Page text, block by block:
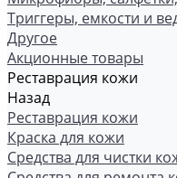
Триггеры, емкости и
Другое
Акционные товары
Реставрация кожи
Назад
Реставрация кожи
Краска для кожи
Средства для чистки